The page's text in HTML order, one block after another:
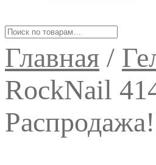
Главная /
RockNail
Распродажа!